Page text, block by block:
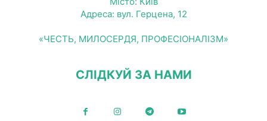
Адреса: вул. Герцена, 12
«ЧЕСТЬ, МИЛОСЕРДЯ, ПРОФЕСІОНАЛІЗМ»
СЛІДКУЙ ЗА НАМИ